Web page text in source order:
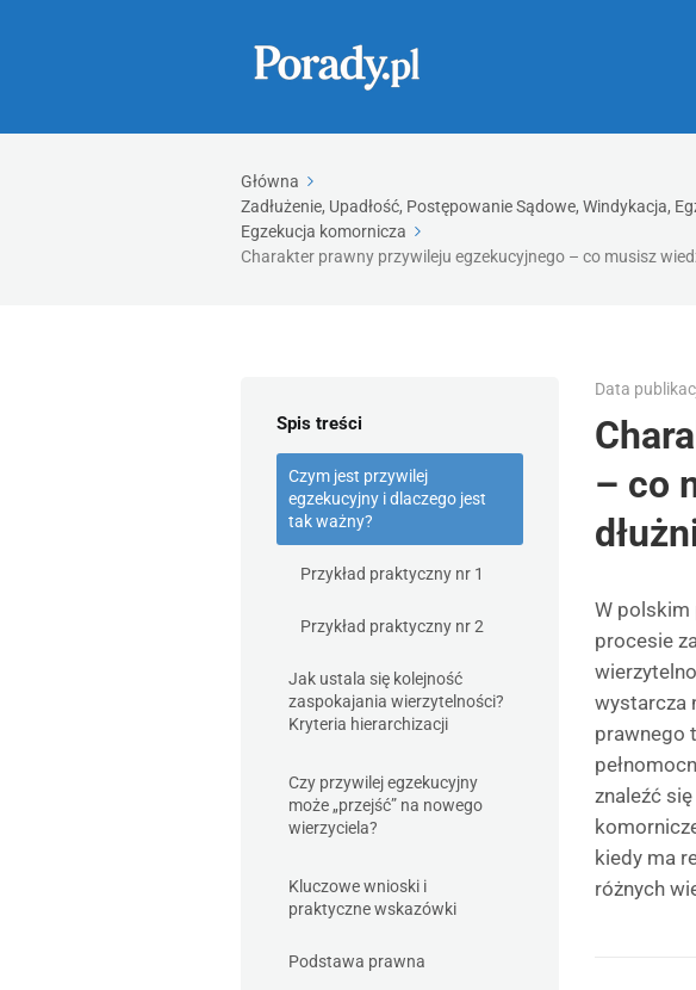
Główna
Zadłużenie, Upadłość, Postępowanie Sądowe, Windykacja,
Egzekucja komornicza
Charakter prawny przywileju egzekucyjnego – co musisz
Spis treści
Czym jest przywilej
egzekucyjny i dlaczego jest
tak ważny?
Przykład praktyczny nr 1
Przykład praktyczny nr 2
Jak ustala się kolejność
zaspokajania wierzytelności?
Kryteria hierarchizacji
Czy przywilej egzekucyjny
może „przejść” na nowego
wierzyciela?
Kluczowe wnioski i
praktyczne wskazówki
Podstawa prawna
Data
– co
W polskim
procesie
wystarcza
prawnego
znaleźć
kiedy ma
różnych